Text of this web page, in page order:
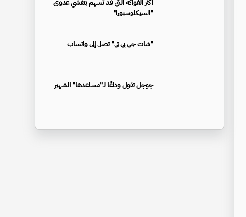
أكثر الفواكه التي قد تسهم بتفشي عدوى
"السيكلوسبورا"
"شات جي بي تي" تصل إلى واتساب
جوجل تقول وداعًا لـ"مساعدها" الشهير